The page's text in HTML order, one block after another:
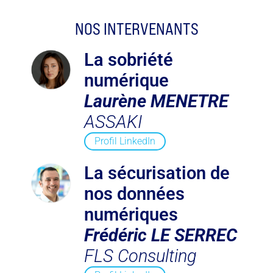
NOS INTERVENANTS
La sobriété
numérique
Laurène MENETRE
ASSAKI
Profil LinkedIn
La sécurisation de
nos données
numériques
Frédéric LE SERREC
FLS Consulting